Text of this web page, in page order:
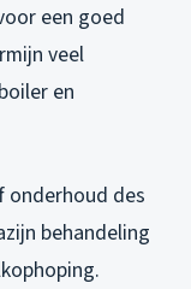
een goed
veel
en
des
behandeling